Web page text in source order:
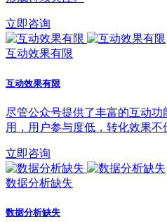
立即咨询
互动效果有限
互动效果有限
尽管公众号提供了丰富的互动功
用，用户参与度低，转化效果不
立即咨询
数据分析缺失
数据分析缺失